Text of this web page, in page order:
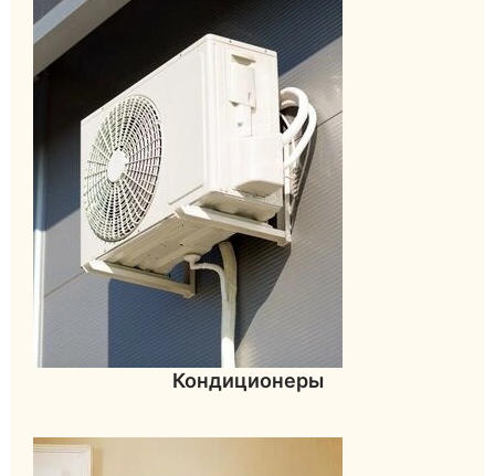
Кондиционеры